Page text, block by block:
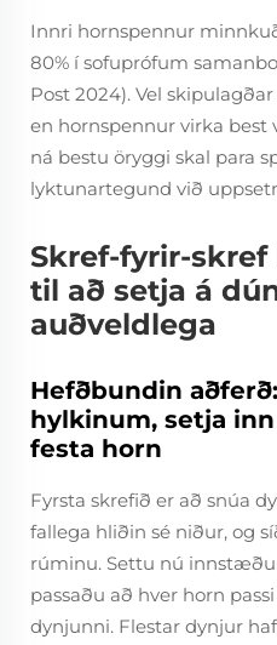
Innri hornspennur
80% í sofuprófum
Post 2024). Vel
en hornspennur virka best
ná bestu öryggi skal para
lyktunartegund við
Skref-fyrir-
til að setja á
auðveldlega
Hefðbundin
hylkinum, setja
festa horn
Fyrsta skrefið er að snúa
fallega hliðin sé niður, og
rúminu. Settu nú
passaðu að hver horn
dynjunni. Flestar dynjur